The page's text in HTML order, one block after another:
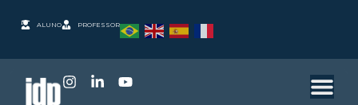
ALUNO PROFESSOR